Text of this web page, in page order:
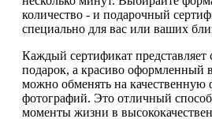
количество - и подарочный
специально для вас или ваших
Каждый сертификат представляет
подарок, а красиво оформленный
можно обменять на
фотографий. Это отличный
моменты жизни в